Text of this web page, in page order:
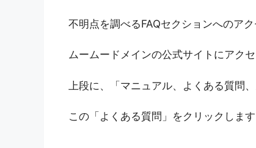
不明点を調べるFAQセクションへのア
ムームードメインの公式サイトにアクセ
上段に、「マニュアル、よくある質問
この「よくある質問」をクリックします